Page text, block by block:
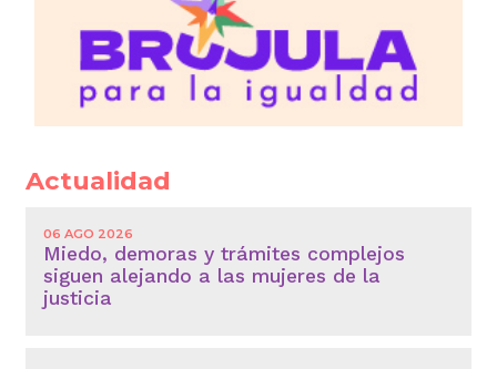
Actualidad
06 AGO 2026
Miedo, demoras y trámites complejos
siguen alejando a las mujeres de la
justicia